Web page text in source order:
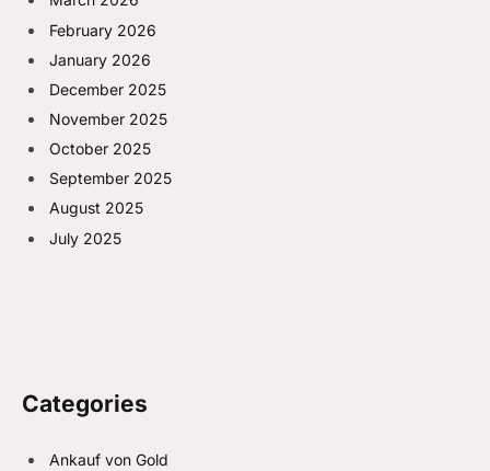
February 2026
January 2026
December 2025
November 2025
October 2025
September 2025
August 2025
July 2025
Categories
Ankauf von Gold